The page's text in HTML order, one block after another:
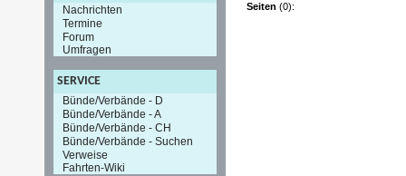
Nachrichten
Termine
Forum
Umfragen
SERVICE
Bünde/Verbände - D
Bünde/Verbände - A
Bünde/Verbände - CH
Bünde/Verbände - Suchen
Verweise
Fahrten-Wiki
Seiten (0):